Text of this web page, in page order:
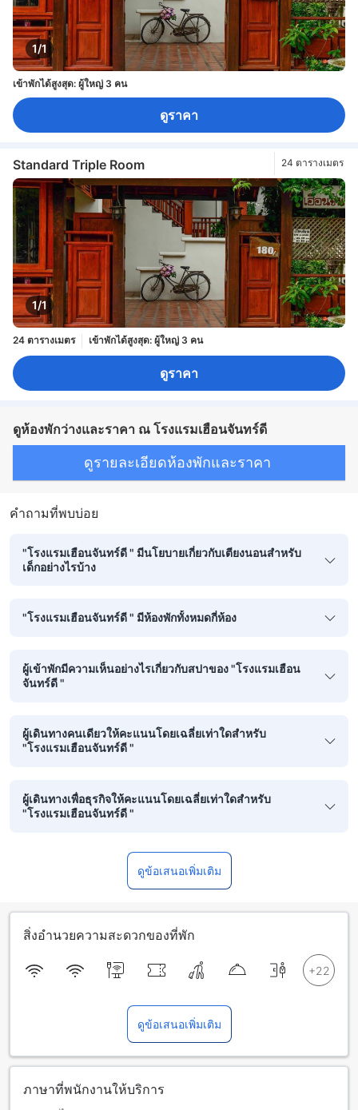
1/1
เข้าพักได้สูงสุด: ผู้ใหญ่ 3 คน
ดูราคา
Standard Triple Room 24 ตารางเมตร
1/1
24 ตารางเมตร เข้าพักได้สูงสุด: ผู้ใหญ่ 3 คน
ดูราคา
ดูห้องพักว่างและราคา ณ โรงแรมเฮือนจันทร์ดี
ดูรายละเอียดห้องพักและราคา
คำถามที่พบบ่อย
"โรงแรมเฮือนจันทร์ดี " มีนโยบายเกี่ยวกับเตียงนอนสำหรับ
เด็กอย่างไรบ้าง
"โรงแรมเฮือนจันทร์ดี " มีห้องพักทั้งหมดกี่ห้อง
ผู้เข้าพักมีความเห็นอย่างไรเกี่ยวกับสปาของ "โรงแรมเฮือน
จันทร์ดี "
ผู้เดินทางคนเดียวให้คะแนนโดยเฉลี่ยเท่าใดสำหรับ
"โรงแรมเฮือนจันทร์ดี "
ผู้เดินทางเพื่อธุรกิจให้คะแนนโดยเฉลี่ยเท่าใดสำหรับ
"โรงแรมเฮือนจันทร์ดี "
ดูข้อเสนอเพิ่มเติม
สิ่งอำนวยความสะดวกของที่พัก
ดูข้อเสนอเพิ่มเติม
ภาษาที่พนักงานให้บริการ